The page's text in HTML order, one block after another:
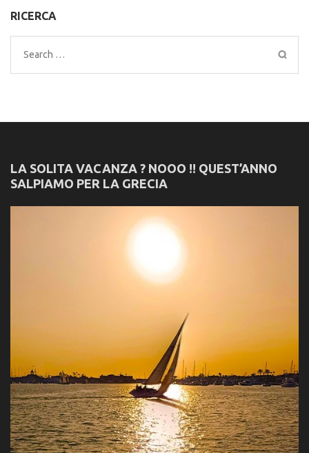
RICERCA
Search
for:
LA SOLITA VACANZA ? NOOO !! QUEST’ANNO
SALPIAMO PER LA GRECIA